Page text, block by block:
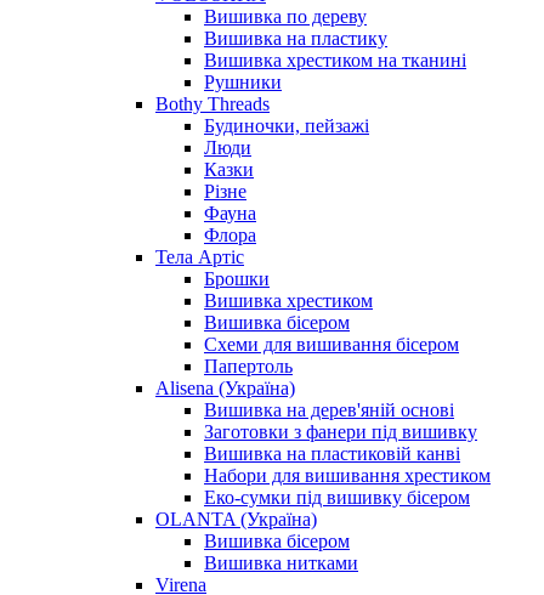
Вишивка по дереву
Вишивка на пластику
Вишивка хрестиком на тканині
Рушники
Bothy Threads
Будиночки, пейзажі
Люди
Казки
Різне
Фауна
Флора
Тела Артіс
Брошки
Вишивка хрестиком
Вишивка бісером
Схеми для вишивання бісером
Папертоль
Alisena (Україна)
Вишивка на дерев'яній основі
Заготовки з фанери під вишивку
Вишивка на пластиковій канві
Набори для вишивання хрестиком
Еко-сумки під вишивку бісером
OLANTA (Україна)
Вишивка бісером
Вишивка нитками
Virena